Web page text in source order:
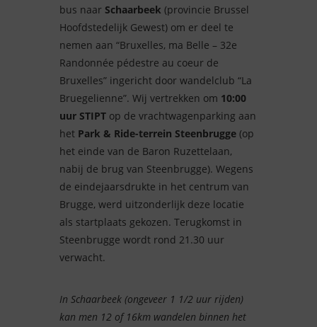
bus naar Schaarbeek (provincie Brussel
Hoofdstedelijk Gewest) om er deel te
nemen aan “Bruxelles, ma Belle – 32e
Randonnée pédestre au coeur de
Bruxelles” ingericht door wandelclub “La
Bruegelienne”. Wij vertrekken om 10:00
uur STIPT op de vrachtwagenparking aan
het Park & Ride-terrein Steenbrugge (op
het einde van de Baron Ruzettelaan,
nabij de brug van Steenbrugge). Wegens
de eindejaarsdrukte in het centrum van
Brugge, werd uitzonderlijk deze locatie
als startplaats gekozen. Terugkomst in
Steenbrugge wordt rond 21.30 uur
verwacht.
In Schaarbeek (ongeveer 1 1/2 uur rijden)
kan men 12 of 16km wandelen binnen het